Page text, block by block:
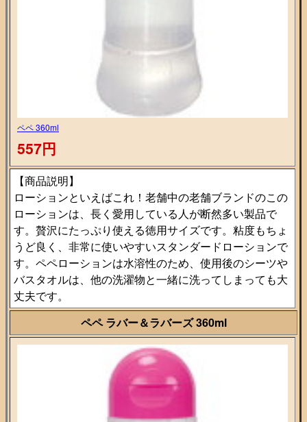
ペペ 360ml
557円
【商品説明】
ローションといえばこれ！老舗中の老舗ブランドのこの
ローションは、長く愛用している人が断然多い製品で
す。贅沢にたっぷり使える徳用サイズです。粘度もちょ
うど良く、非常に使いやすいスタンダードローションで
す。ペペローションは水溶性のため、使用後のシーツや
バスタオルは、他の洗濯物と一緒に洗ってしまっても大
丈夫です。
ペペ ラバー＆ラバーズ 360ml